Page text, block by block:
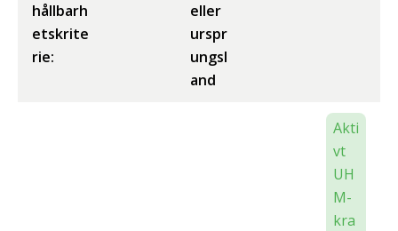
hållbarh
etskrite
rie:
eller
urspr
ungsl
and
Akti
vt
UH
M-
kra